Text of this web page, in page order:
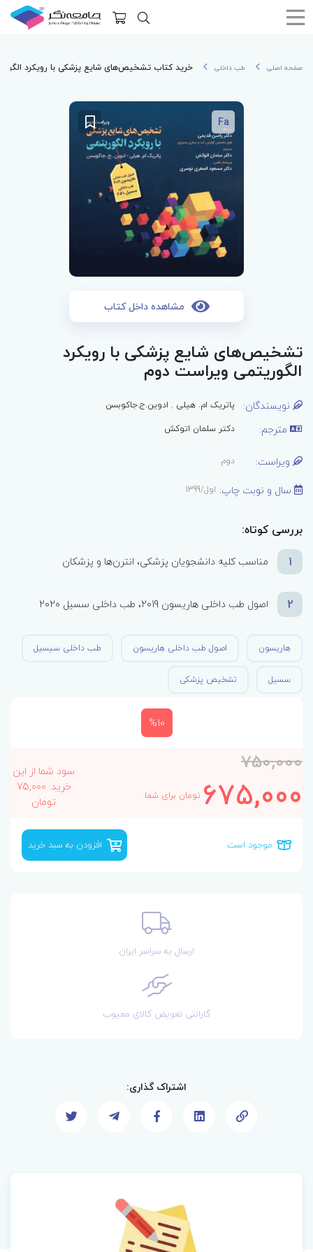
صفحه اصلی طب داخلی خرید کتاب تشخیص‌های شایع پزشکی با رویکرد
Fa
مشاهده داخل کتاب
تشخیص‌های شایع پزشکی با رویکرد
الگوریتمی ویراست دوم
نویسندگان: پاتریک ام. هیلی , ادوین.ج.جاکوبسن
مترجم: دکتر سلمان اتوکش
ویراست: دوم
سال و نوبت چاپ: اول/1399
بررسی کوتاه:
1
مناسب کلیه دانشجویان پزشکی، انترن‌ها و پزشکان
2 اصول طب داخلی هاریسون 2019، طب داخلی سسیل 2020
هاریسون اصول طب داخلی هاریسون طب داخلی سیسیل
سسیل تشخیص پزشکی
%10
750,000
675,000 تومان برای شما
سود شما از این
خرید: 75,000
تومان
موجود است افزودن به سبد خرید
ارسال به سراسر ایران
گارانتی تعویض کالای معیوب
اشتراک گذاری: